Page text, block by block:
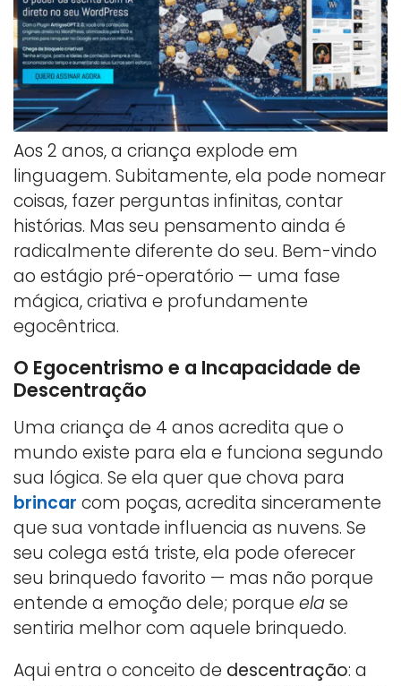
Aos 2 anos, a criança explode em
linguagem. Subitamente, ela pode nomear
coisas, fazer perguntas infinitas, contar
histórias. Mas seu pensamento ainda é
radicalmente diferente do seu. Bem-vindo
ao estágio pré-operatório — uma fase
mágica, criativa e profundamente
egocêntrica.
O Egocentrismo e a Incapacidade de
Descentração
Uma criança de 4 anos acredita que o
mundo existe para ela e funciona segundo
sua lógica. Se ela quer que chova para
brincar com poças, acredita sinceramente
que sua vontade influencia as nuvens. Se
seu colega está triste, ela pode oferecer
seu brinquedo favorito — mas não porque
entende a emoção dele; porque ela se
sentiria melhor com aquele brinquedo.
Aqui entra o conceito de descentração: a